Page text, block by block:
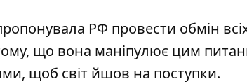
РФ провести обмін
що вона маніпулює цим
щоб світ йшов на поступки.